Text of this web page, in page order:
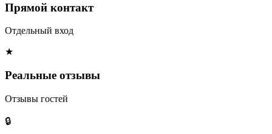
Прямой контакт
Отдельный вход
★
Реальные отзывы
Отзывы гостей
🔒